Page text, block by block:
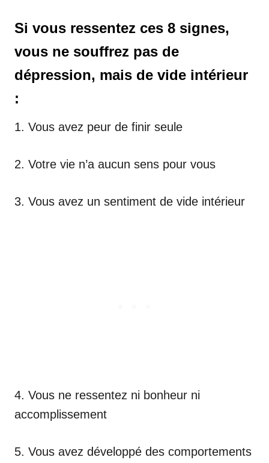
Si vous ressentez ces 8 signes,
vous ne souffrez pas de
dépression, mais de vide intérieur
:
1. Vous avez peur de finir seule
2. Votre vie n’a aucun sens pour vous
3. Vous avez un sentiment de vide intérieur
4. Vous ne ressentez ni bonheur ni
accomplissement
5. Vous avez développé des comportements